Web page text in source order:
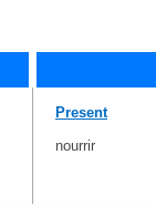
Present
nourrir